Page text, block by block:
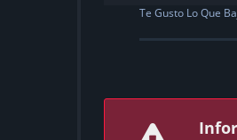
Te Gusto Lo Que